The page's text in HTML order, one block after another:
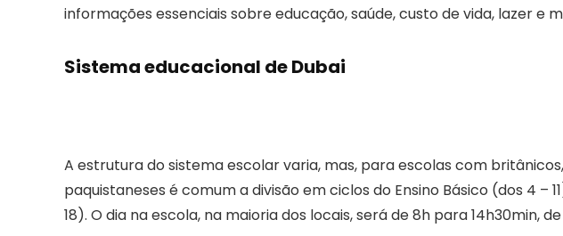
informações essenciais sobre educação, saúde, custo de vida, lazer e
Sistema educacional de Dubai
A estrutura do sistema escolar varia, mas, para escolas com
paquistaneses é comum a divisão em ciclos do Ensino Básico (dos 4 –
18). O dia na escola, na maioria dos locais, será de 8h para 14h30min,